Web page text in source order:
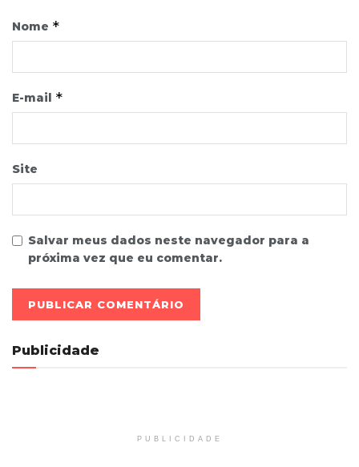
Nome *
E-mail *
Site
Salvar meus dados neste navegador para a
próxima vez que eu comentar.
Publicidade
PUBLICIDADE